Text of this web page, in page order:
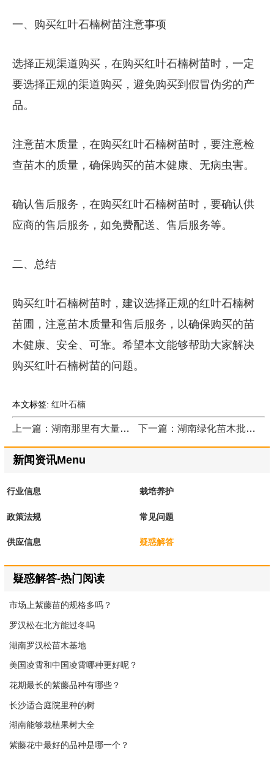
一、购买红叶石楠树苗注意事项
选择正规渠道购买，在购买红叶石楠树苗时，一定
要选择正规的渠道购买，避免购买到假冒伪劣的产
品。
注意苗木质量，在购买红叶石楠树苗时，要注意检
查苗木的质量，确保购买的苗木健康、无病虫害。
确认售后服务，在购买红叶石楠树苗时，要确认供
应商的售后服务，如免费配送、售后服务等。
二、总结
购买红叶石楠树苗时，建议选择正规的红叶石楠树
苗圃，注意苗木质量和售后服务，以确保购买的苗
木健康、安全、可靠。希望本文能够帮助大家解决
购买红叶石楠树苗的问题。
本文标签: 红叶石楠
上一篇：湖南那里有大量野生麦冬 下一篇：湖南绿化苗木批发：寻找最佳批发地点，打造绿色生活
新闻资讯Menu
行业信息 栽培养护
政策法规 常见问题
供应信息 疑惑解答
疑惑解答-热门阅读
市场上紫藤苗的规格多吗？
罗汉松在北方能过冬吗
湖南罗汉松苗木基地
美国凌霄和中国凌霄哪种更好呢？
花期最长的紫藤品种有哪些？
长沙适合庭院里种的树
湖南能够栽植果树大全
紫藤花中最好的品种是哪一个？